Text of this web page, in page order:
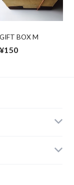
GIFT BOX M
¥150